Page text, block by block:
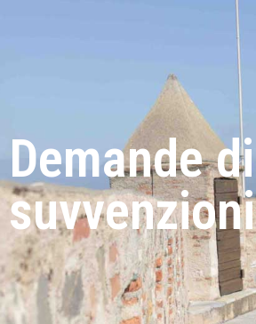
Demande di
suvvenzioni